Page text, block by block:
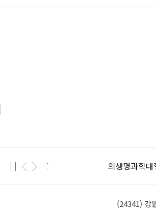
의생명과학대학
(24341) 강